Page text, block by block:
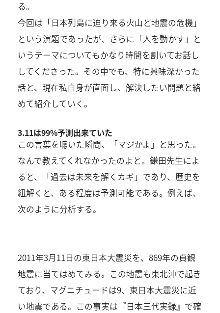
る。
今回は「日本列島に迫り来る火山と地震の危機」
という演題であったが、さらに「人を動かす」と
いうテーマについてもかなり時間を割いてお話し
してくださった。その中でも、特に興味深かった
話と、現在私自身が直面し、解決したい問題と絡
めて紹介していく。
3.11は99%予測出来ていた
この言葉を聴いた瞬間、「マジかよ」と思った。
なんで教えてくれなかったのよと。鎌田先生によ
ると、「過去は未来を解くカギ」であり、歴史を
紐解くと、ある程度は予測可能である。例えば、
次のように分析する。
2011年3月11日の東日本大震災を、869年の貞観
地震に当てはめてみる。この地震も東北沖で起き
ており、マグニチュードは9、東日本大震災に近
い地震である。この事実は『日本三代実録』で確